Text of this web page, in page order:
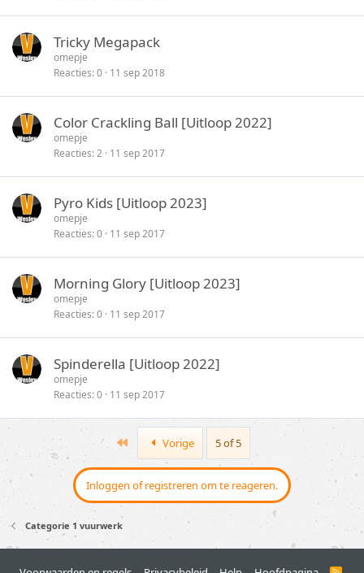
Tricky Megapack
omepje
Reacties 0 11 sep 2018
Color Crackling Ball [Uitloop 2022]
omepje
Reacties 2 11 sep 2017
Pyro Kids [Uitloop 2023]
omepje
Reacties 0 11 sep 2017
Morning Glory [Uitloop 2023]
omepje
Reacties 0 11 sep 2017
Spinderella [Uitloop 2022]
omepje
Reacties 0 11 sep 2017
Vorige 5 of 5
Inloggen of registreren om te reageren.
Categorie 1 vuurwerk